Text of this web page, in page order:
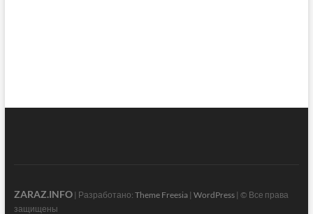
ZARAZ.INFO| Разработано: Theme Freesia| WordPress| © Все права
защищены